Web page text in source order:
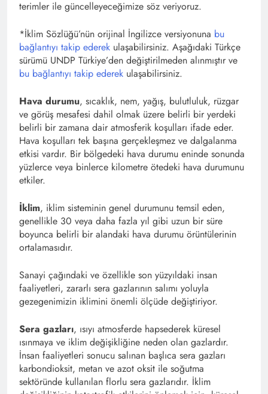
terimler ile güncelleyeceğimize söz veriyoruz.
*İklim Sözlüğü’nün orijinal İngilizce versiyonuna bu
bağlantıyı takip ederek ulaşabilirsiniz. Aşağıdaki Türkçe
sürümü UNDP Türkiye’den değiştirilmeden alınmıştır ve
bu bağlantıyı takip ederek ulaşabilirsiniz.
Hava durumu, sıcaklık, nem, yağış, bulutluluk, rüzgar
ve görüş mesafesi dahil olmak üzere belirli bir yerdeki
belirli bir zamana dair atmosferik koşulları ifade eder.
Hava koşulları tek başına gerçekleşmez ve dalgalanma
etkisi vardır. Bir bölgedeki hava durumu eninde sonunda
yüzlerce veya binlerce kilometre ötedeki hava durumunu
etkiler.
İklim, iklim sisteminin genel durumunu temsil eden,
genellikle 30 veya daha fazla yıl gibi uzun bir süre
boyunca belirli bir alandaki hava durumu örüntülerinin
ortalamasıdır.
Sanayi çağındaki ve özellikle son yüzyıldaki insan
faaliyetleri, zararlı sera gazlarının salımı yoluyla
gezegenimizin iklimini önemli ölçüde değiştiriyor.
Sera gazları, ısıyı atmosferde hapsederek küresel
ısınmaya ve iklim değişikliğine neden olan gazlardır.
İnsan faaliyetleri sonucu salınan başlıca sera gazları
karbondioksit, metan ve azot oksit ile soğutma
sektöründe kullanılan florlu sera gazlarıdır. İklim